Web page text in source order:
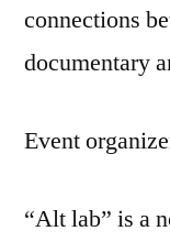
connections
documentary
Event
“Alt lab” is a